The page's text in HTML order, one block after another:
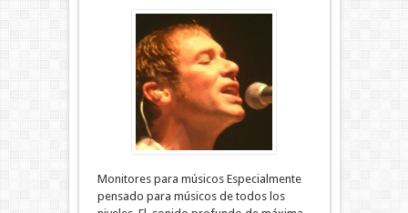
Monitores para músicos Especialmente
pensado para músicos de todos los